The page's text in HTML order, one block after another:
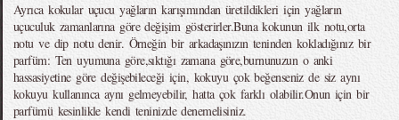
Ayrıca kokular uçucu yağların karışımından üretildikleri için yağların
uçuculuk zamanlarına göre değişim gösterirler.Buna kokunun ilk notu,orta
notu ve dip notu denir. Örneğin bir arkadaşınızın teninden kokladığınız bir
parfüm: Ten uyumuna göre,sıktığı zamana göre,burnunuzun o anki
hassasiyetine göre değişebileceği için, kokuyu çok beğenseniz de siz aynı
kokuyu kullanınca aynı gelmeyebilir, hatta çok farklı olabilir.Onun için bir
parfümü kesinlikle kendi teninizde denemelisiniz.